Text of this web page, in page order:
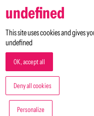
Bâtiment
undefined
This site uses cookies and gives
undefined
OK, accept all
Deny all cookies
Personalize